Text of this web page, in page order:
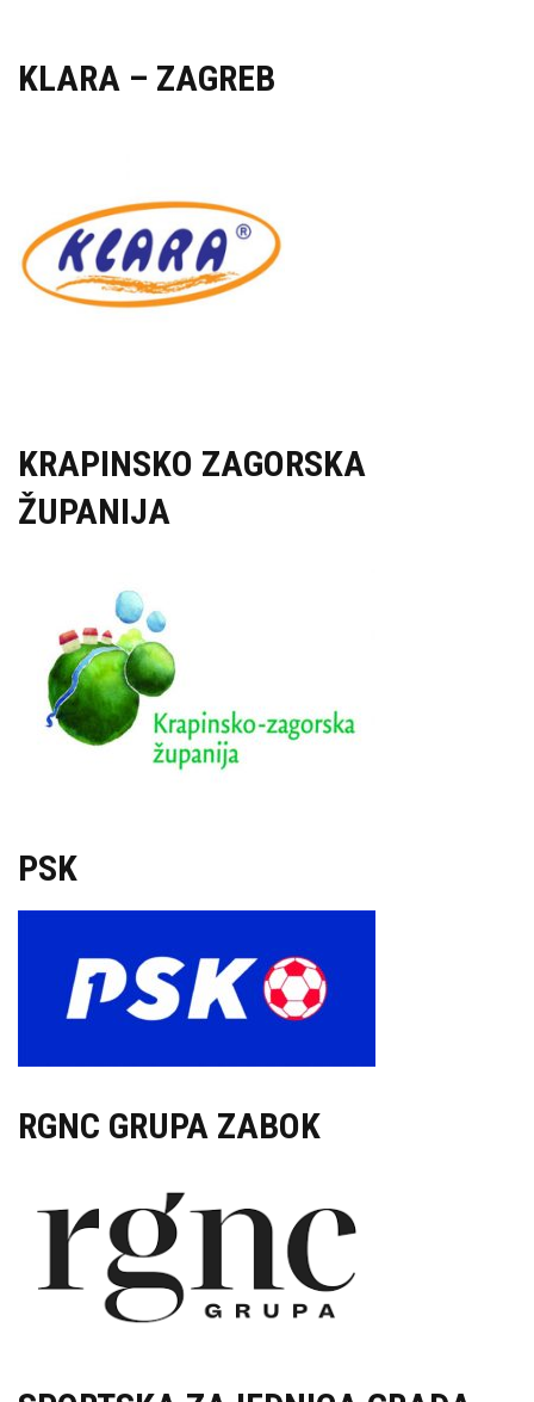
KLARA – ZAGREB
KRAPINSKO ZAGORSKA
ŽUPANIJA
PSK
RGNC GRUPA ZABOK